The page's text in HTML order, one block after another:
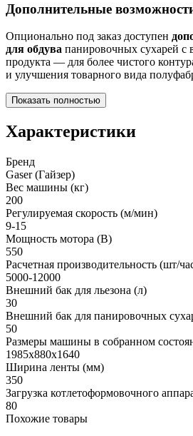
Дополнительные
Опционально под заказ доступен
для обдува панировочных сухарей с
продукта — для более чистого
и улучшения товарного вида
Показать полностью
Характеристики
Бренд
Gaser (Гайзер)
Вес машины (кг)
200
Регулируемая скорость (м/мин)
9-15
Мощность мотора (В)
550
Расчетная производительность (шт/
5000-12000
Внешний бак для льезона (л)
30
Внешний бак для панировочных
50
Размеры машины в собранном
1985x880x1640
Ширина ленты (мм)
350
Загрузка котлетоформовочного
80
Похожие товары